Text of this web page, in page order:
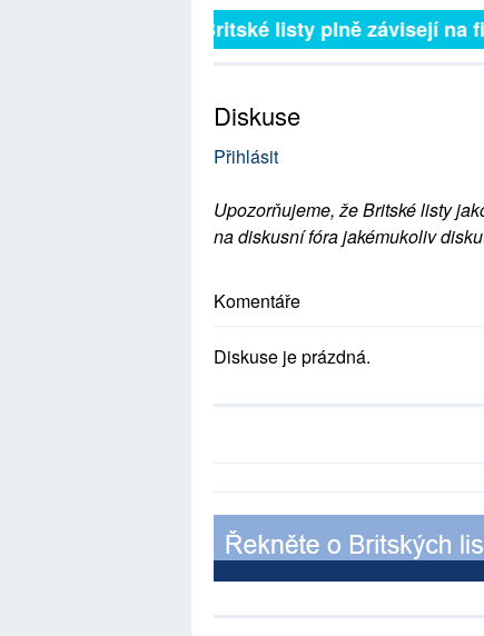
Britské listy plně závisejí na
Diskuse
Přihlásit
Upozorňujeme, že Britské listy
na diskusní fóra jakémukoliv
Komentáře
Diskuse je prázdná.